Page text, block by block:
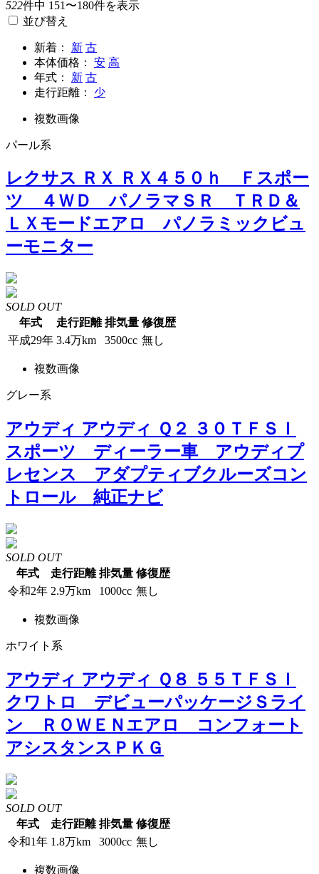
522件中 151〜180件を表示
並び替え
新着： 新 古
本体価格： 安 高
年式： 新 古
走行距離： 少
複数画像
パール系
レクサス ＲＸ ＲＸ４５０ｈ Ｆスポー
ツ ４ＷＤ パノラマＳＲ ＴＲＤ＆
ＬＸモードエアロ パノラミックビュ
ーモニター
SOLD OUT
年式
走行距離 排気量 修復歴
平成29年 3.4万km 3500cc 無し
複数画像
グレー系
アウディ アウディ Ｑ２ ３０ＴＦＳＩ
スポーツ ディーラー車 アウディプ
レセンス アダプティブクルーズコン
トロール 純正ナビ
SOLD OUT
年式
走行距離 排気量 修復歴
令和2年 2.9万km 1000cc 無し
複数画像
ホワイト系
アウディ アウディ Ｑ８ ５５ＴＦＳＩ
クワトロ デビューパッケージＳライ
ン ＲＯＷＥＮエアロ コンフォート
アシスタンスＰＫＧ
SOLD OUT
年式
走行距離 排気量 修復歴
令和1年 1.8万km 3000cc 無し
複数画像